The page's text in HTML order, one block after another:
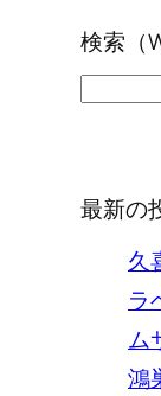
検索（
最新の
久
ラ
ム
鴻